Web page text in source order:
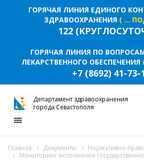
Главная Документы
Нормативно-
Мониторинг исполнения
ГОРЯЧАЯ ЛИНИЯ ЕДИНОГО
ЗДРАВООХРАНЕНИЯ ( ...
122
ГОРЯЧАЯ ЛИНИЯ ПО
ЛЕКАРСТВЕННОГО ОБЕСПЕЧЕНИЯ
+7 (8692) 41-73-
Департамент здравоохранения
города Севастополя